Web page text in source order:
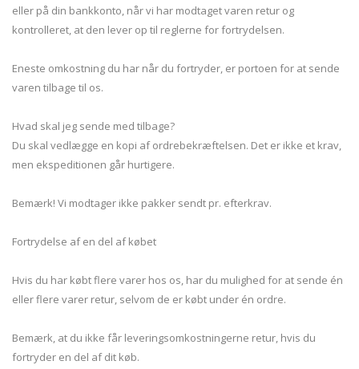
eller på din bankkonto, når vi har modtaget varen retur og
kontrolleret, at den lever op til reglerne for fortrydelsen.
Eneste omkostning du har når du fortryder, er portoen for at sende
varen tilbage til os.
Hvad skal jeg sende med tilbage?
Du skal vedlægge en kopi af ordrebekræftelsen. Det er ikke et krav,
men ekspeditionen går hurtigere.
Bemærk! Vi modtager ikke pakker sendt pr. efterkrav.
Fortrydelse af en del af købet
Hvis du har købt flere varer hos os, har du mulighed for at sende én
eller flere varer retur, selvom de er købt under én ordre.
Bemærk, at du ikke får leveringsomkostningerne retur, hvis du
fortryder en del af dit køb.